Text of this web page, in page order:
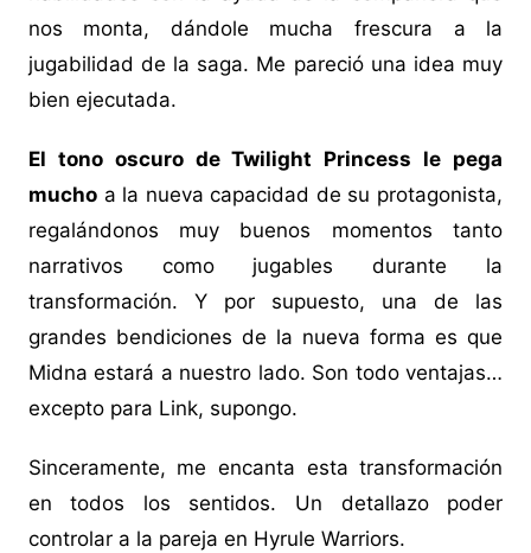
nos monta, dándole mucha frescura a la
jugabilidad de la saga. Me pareció una idea muy
bien ejecutada.
El tono oscuro de Twilight Princess le pega
muchoa la nueva capacidad de su protagonista,
regalándonos muy buenos momentos tanto
narrativos como jugables durante la
transformación. Y por supuesto, una de las
grandes bendiciones de la nueva forma es que
Midna estará a nuestro lado. Son todo ventajas…
excepto para Link, supongo.
Sinceramente, me encanta esta transformación
en todos los sentidos. Un detallazo poder
controlar a la pareja en Hyrule Warriors.